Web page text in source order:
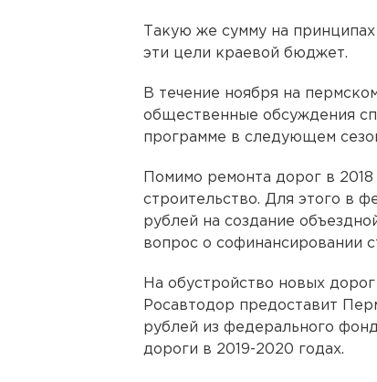
Такую же сумму на
эти цели краевой бюджет.
В течение ноября на
общественные обсуждения
программе в следующем
Помимо ремонта дорог в
строительство. Для этого в
рублей на создание
вопрос о софинансировании
На обустройство новых
Росавтодор предоставит
рублей из федерального
дороги в 2019-2020 годах.